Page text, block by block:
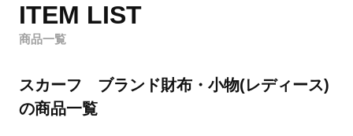
ITEM LIST
商品一覧
スカーフ ブランド財布・小物(レディース)
の商品一覧